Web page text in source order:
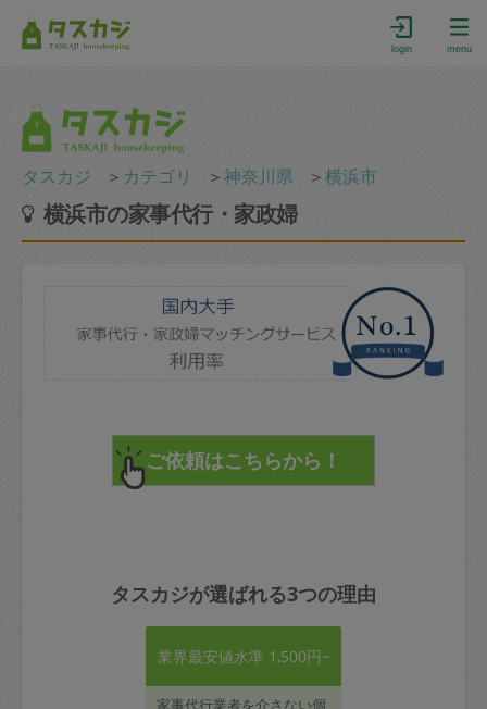
login menu
タスカジ ＞ カテゴリ ＞神奈川県 ＞横浜市
横浜市の家事代行・家政婦
タスカジが選ばれる3つの理由
業界最安値水準 1,500円~
家事代行業者を介さない個